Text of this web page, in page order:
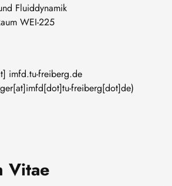
Fluiddynamik
WEI-225
imfd.tu-freiberg.de
freiberg[dot]de)
Vitae